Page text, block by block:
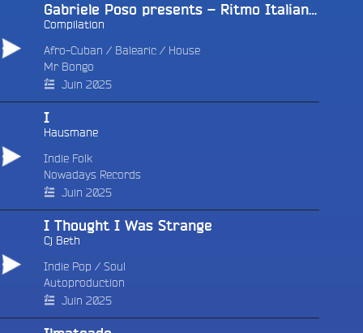
Gabriele Poso presents – Ritmo Italiano »Unspoken Sounds Of Italian Tamburo »
Compilation
Afro-Cuban / Balearic / House
Mr Bongo
Juin 2025
I
Hausmane
Indie Folk
Nowadays Records
Juin 2025
I Thought I Was Strange
Cj Beth
Indie Pop / Soul
Autoproduction
Juin 2025